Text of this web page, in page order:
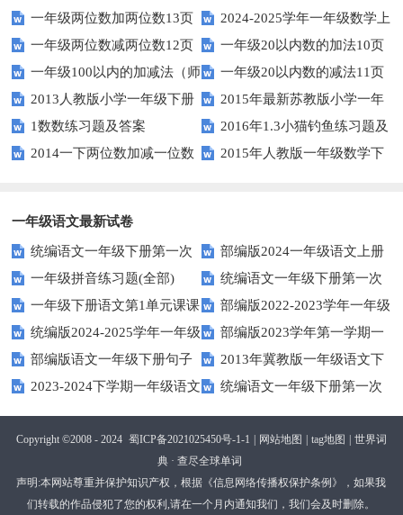
一年级两位数加两位数13页
2024-2025学年一年级数学上
册期末素养测评卷（考试版A4
人教版）
一年级两位数减两位数12页
一年级20以内数的加法10页
一年级100以内的加减法（师
版）
一年级20以内数的减法11页
2013人教版小学一年级下册
第三单元整理与复习（一）练习
题
2015年最新苏教版小学一年
级数学下册第一次月考试卷
1数数练习题及答案
2016年1.3小猫钓鱼练习题及
答案
2014一下两位数加减一位数
2015年人教版一年级数学下
一年级语文最新试卷
统编语文一年级下册第一次
月考测试题7
部编版2024一年级语文上册
第一单元检测卷
一年级拼音练习题(全部)
统编语文一年级下册第一次
月考测试题6
一年级下册语文第1单元课课
练
部编版2022-2023学年一年级
语文下册期中复习卷
统编版2024-2025学年一年级
语文上册期末巩固测试卷
部编版2023学年第一学期一
年级语文期中综合试卷
部编版语文一年级下册句子
专项训练
2013年冀教版一年级语文下
期末测试卷及答案
2023-2024下学期一年级语文
下册期末测试卷
统编语文一年级下册第一次
月考测试题4（无答案）
Copyright ©2008 - 2024 蜀ICP备2021025450号-1-1 | 网站地图 | tag地图 | 世界词
典 · 查尽全球单词
声明:本网站尊重并保护知识产权，根据《信息网络传播权保护条例》，如果我
们转载的作品侵犯了您的权利,请在一个月内通知我们，我们会及时删除。